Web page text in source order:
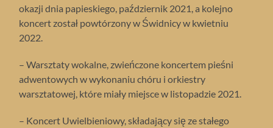
okazji dnia papieskiego, październik 2021, a kolejno
koncert został powtórzony w Świdnicy w kwietniu
2022.
– Warsztaty wokalne, zwieńczone koncertem pieśni
adwentowych w wykonaniu chóru i orkiestry
warsztatowej, które miały miejsce w listopadzie 2021.
– Koncert Uwielbieniowy, składający się ze stałego